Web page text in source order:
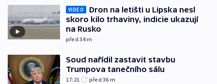
VIDEO
Dron na letišti u Lipska nesl
skoro kilo trhaviny, indicie ukazují
na Rusko
před 34m
Soud nařídil zastavit stavbu
Trumpova tanečního sálu
17:21 před 36 m